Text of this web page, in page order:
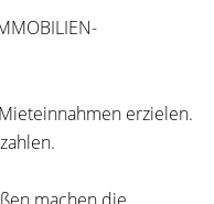
erzielen.